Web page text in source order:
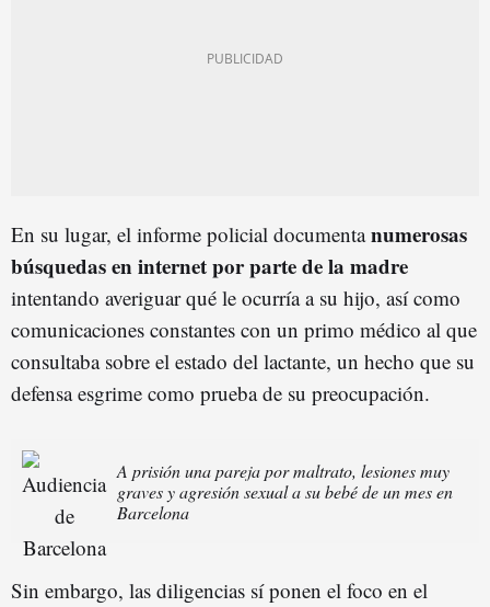
En su lugar, el informe policial documentanumerosas
búsquedas en internet por parte de la madre
intentando averiguar qué le ocurría a su hijo, así como
comunicaciones constantes con un primo médico al que
consultaba sobre el estado del lactante, un hecho que su
defensa esgrime como prueba de su preocupación.
A prisión una pareja por maltrato, lesiones muy
graves y agresión sexual a su bebé de un mes en
Barcelona
Sin embargo, las diligencias sí ponen el foco en el